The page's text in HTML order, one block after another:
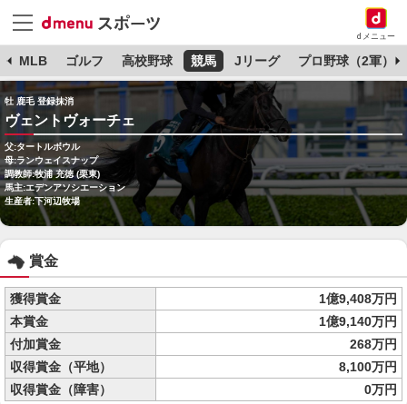
dメニュー
MLB ゴルフ 高校野球 競馬 Jリーグ プロ野球（2軍）
牡 鹿毛 登録抹消
ヴェントヴォーチェ
父:タートルボウル
母:ランウェイスナップ
調教師:牧浦 充徳 (栗東)
馬主:エデンアソシエーション
生産者:下河辺牧場
賞金
獲得賞金
1億9,408万円
本賞金
1億9,140万円
付加賞金
268万円
収得賞金（平地）
8,100万円
収得賞金（障害）
0万円